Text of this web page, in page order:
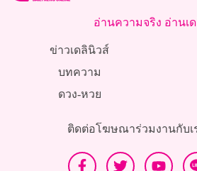
อ่านความจริง อ่านเ
ข่าวเดลินิวส์
บทความ
ดวง-หวย
ติดต่อโฆษณาร่วมงานกับเ